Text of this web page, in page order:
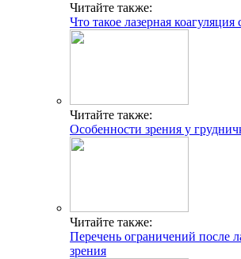
Читайте также:
Что такое лазерная коагуляция
Читайте также:
Особенности зрения у
Читайте также:
Перечень ограничений после
зрения